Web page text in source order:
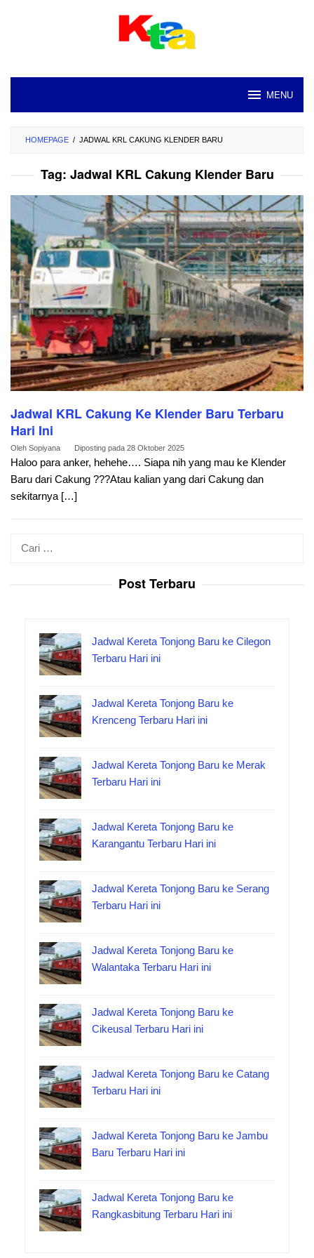
MENU
HOMEPAGE / JADWAL KRL CAKUNG KLENDER BARU
Tag: Jadwal KRL Cakung Klender Baru
Jadwal KRL Cakung Ke Klender Baru Terbaru
Hari Ini
Oleh Sopiyana Diposting pada 28 Oktober 2025
Haloo para anker, hehehe…. Siapa nih yang mau ke Klender
Baru dari Cakung ???Atau kalian yang dari Cakung dan
sekitarnya […]
Post Terbaru
Jadwal Kereta Tonjong Baru ke Cilegon
Terbaru Hari ini
Jadwal Kereta Tonjong Baru ke
Krenceng Terbaru Hari ini
Jadwal Kereta Tonjong Baru ke Merak
Terbaru Hari ini
Jadwal Kereta Tonjong Baru ke
Karangantu Terbaru Hari ini
Jadwal Kereta Tonjong Baru ke Serang
Terbaru Hari ini
Jadwal Kereta Tonjong Baru ke
Walantaka Terbaru Hari ini
Jadwal Kereta Tonjong Baru ke
Cikeusal Terbaru Hari ini
Jadwal Kereta Tonjong Baru ke Catang
Terbaru Hari ini
Jadwal Kereta Tonjong Baru ke Jambu
Baru Terbaru Hari ini
Jadwal Kereta Tonjong Baru ke
Rangkasbitung Terbaru Hari ini